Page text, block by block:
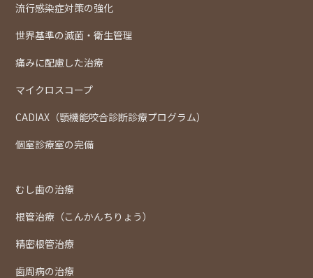
流行感染症対策の強化
世界基準の滅菌・衛生管理
痛みに配慮した治療
マイクロスコープ
CADIAX（顎機能咬合診断診療プログラム）
個室診療室の完備
むし歯の治療
根管治療（こんかんちりょう）
精密根管治療
歯周病の治療